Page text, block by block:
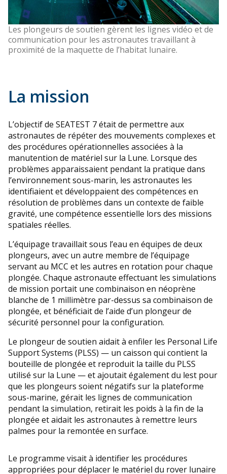
Les plongeurs de soutien gèrent les lignes vidéo et de
communication pour les astronautes travaillant à
proximité de la maquette de l’habitat lunaire.
La mission
L’objectif de SEATEST 7 était de permettre aux
astronautes de répéter des mouvements complexes et
des procédures opérationnelles associées à la
manutention de matériel sur la Lune. Lorsque des
problèmes apparaissaient pendant la pratique dans
l’environnement sous-marin, les astronautes les
identifiaient et développaient des compétences en
résolution de problèmes dans un contexte de faible
gravité, une compétence essentielle lors des missions
spatiales réelles.
L’équipage travaillait sous l’eau en équipes de deux
plongeurs, avec un autre membre de l’équipage
servant au MCC et les autres en rotation pour chaque
plongée. Chaque astronaute effectuant les simulations
de mission portait une combinaison en néoprène
blanche de 1 millimètre par-dessus sa combinaison de
plongée, et bénéficiait de l’aide d’un plongeur de
sécurité personnel pour la configuration.
Le plongeur de soutien aidait à enfiler les Personal Life
Support Systems (PLSS) — un caisson qui contient la
bouteille de plongée et reproduit la taille du PLSS
utilisé sur la Lune — et ajoutait également du lest pour
que les plongeurs soient négatifs sur la plateforme
sous-marine, gérait les lignes de communication
pendant la simulation, retirait les poids à la fin de la
plongée et aidait les astronautes à remettre leurs
palmes pour la remontée en surface.
Le programme visait à identifier les procédures
appropriées pour déplacer le matériel du rover lunaire